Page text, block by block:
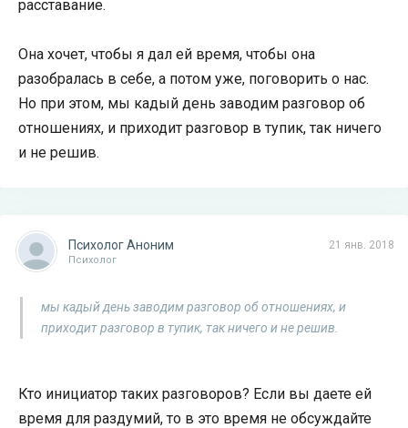
расставание.
Она хочет, чтобы я дал ей время, чтобы она
разобралась в себе, а потом уже, поговорить о нас.
Но при этом, мы кадый день заводим разговор об
отношениях, и приходит разговор в тупик, так ничего
и не решив.
21 янв. 2018
Психолог Аноним
Психолог
мы кадый день заводим разговор об отношениях, и
приходит разговор в тупик, так ничего и не решив.
Кто инициатор таких разговоров? Если вы даете ей
время для раздумий, то в это время не обсуждайте